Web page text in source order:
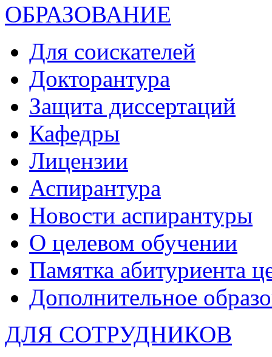
ОБРАЗОВАНИЕ
Для соискателей
Докторантура
Защита диссертаций
Кафедры
Лицензии
Аспирантура
Новости аспирантуры
О целевом обучении
Памятка абитуриента
Дополнительное
ДЛЯ СОТРУДНИКОВ